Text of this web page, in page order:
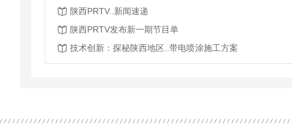
陕西PRTV..新闻速递
陕西PRTV发布新一期节目单
技术创新：探秘陕西地区..带电喷涂施工方案